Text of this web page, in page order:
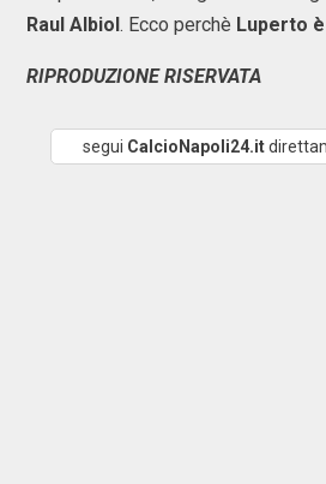
Raul Albiol. Ecco perchè Luperto è
RIPRODUZIONE RISERVATA
segui CalcioNapoli24.it